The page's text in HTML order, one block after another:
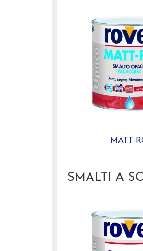
MATT-
SMALTI A